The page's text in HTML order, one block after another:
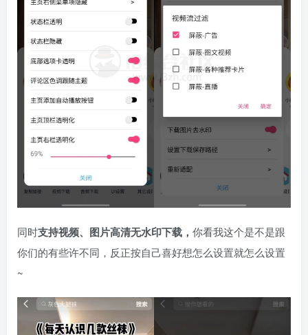
同时支持视频、图片高清无水印下载， 你看我这个是不是跟
你们的有些许不同，反正按自己喜好想怎么设置就怎么设置
~